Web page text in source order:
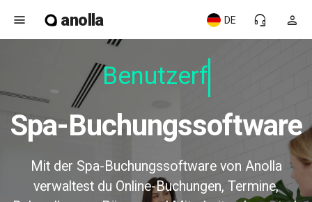
menu anolla person
headset_mic
DE
Benutzerfr
Spa-Buchungssoftware
Mit der Spa-Buchungssoftware von Anolla
verwaltest du Online-Buchungen, Termine,